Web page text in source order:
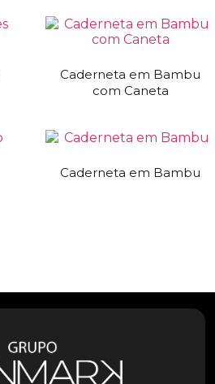
Caderneta em Bambu
com Caneta
Caderneta em Bambu